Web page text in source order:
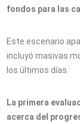
fondos para las
Este escenario
incluyó masivas
los últimos días.
La primera
acerca del